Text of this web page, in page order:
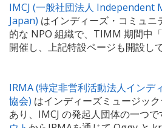
IMCJ (一般社団法人 Independent
Japan) はインディーズ・コミュニ
的な NPO 組織で、TIMM 期間中
開催し、上記特設ページも開設し
IRMA (特定非営利活動法人インデ
協会) はインディーズミュージッ
あり、IMCJ の発起人団体の一つ